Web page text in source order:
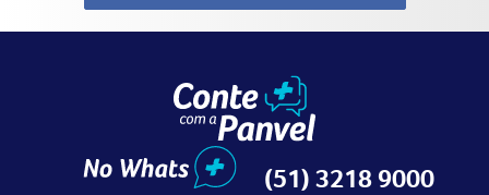
(51) 3218 9000